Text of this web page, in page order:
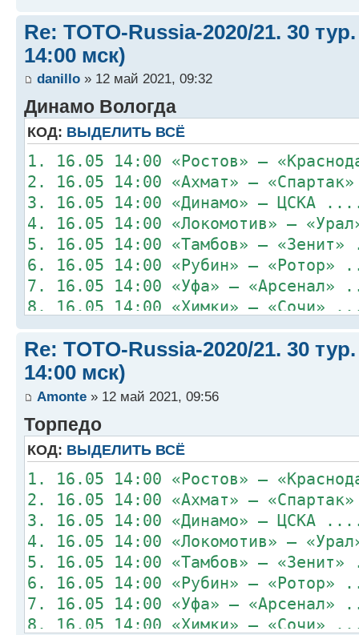
Re: TOTO-Russia-2020/21. 30
14:00 мск)
danillo » 12 май 2021, 09:32
Динамо Вологда
КОД: ВЫДЕЛИТЬ ВСЁ
1. 16.05 14:00 «Ростов» –
2. 16.05 14:00 «Ахмат» –
3. 16.05 14:00 «Динамо» –
4. 16.05 14:00 «Локомотив» –
5. 16.05 14:00 «Тамбов» –
6. 16.05 14:00 «Рубин» –
7. 16.05 14:00 «Уфа» –
8. 16.05 14:00 «Химки» –
Re: TOTO-Russia-2020/21. 30
14:00 мск)
Amonte » 12 май 2021, 09:56
Торпедо
КОД: ВЫДЕЛИТЬ ВСЁ
1. 16.05 14:00 «Ростов» –
2. 16.05 14:00 «Ахмат» –
3. 16.05 14:00 «Динамо» –
4. 16.05 14:00 «Локомотив» –
5. 16.05 14:00 «Тамбов» –
6. 16.05 14:00 «Рубин» –
7. 16.05 14:00 «Уфа» –
8. 16.05 14:00 «Химки» –